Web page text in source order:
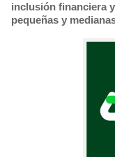
inclusión financiera
pequeñas y